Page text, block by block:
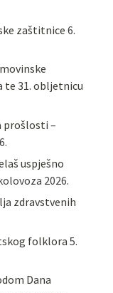
zaštitnice 6.
te 31. obljetnicu
prošlosti –
uspješno
2026.
zdravstvenih
folklora 5.
Dana